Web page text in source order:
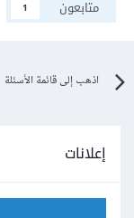
متابعون
1
اذهب إلى قائمة الأسئلة
إعلانات